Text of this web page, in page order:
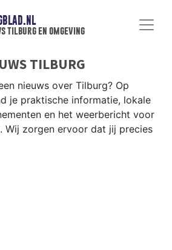
tilburg en omgeving
TILBURG
nieuws over Tilburg? Op
je praktische informatie, lokale
en het weerbericht voor
Wij zorgen ervoor dat jij precies